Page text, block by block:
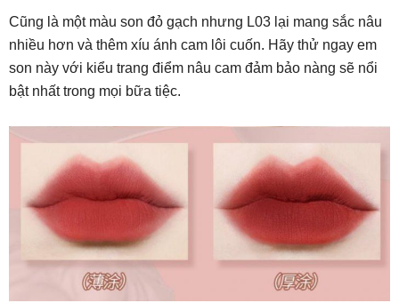
Cũng là một màu son đỏ gạch nhưng L03 lại mang sắc nâu
nhiều hơn và thêm xíu ánh cam lôi cuốn. Hãy thử ngay em
son này với kiểu trang điểm nâu cam đảm bảo nàng sẽ nổi
bật nhất trong mọi bữa tiệc.